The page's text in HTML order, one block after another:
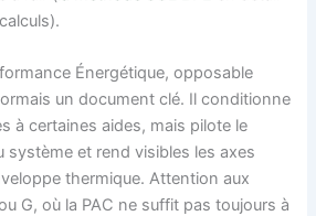
Énergétique, opposable
un document clé. Il conditionne
à certaines aides, mais pilote le
système et rend visibles les axes
thermique. Attention aux
G, où la PAC ne suffit pas toujours à